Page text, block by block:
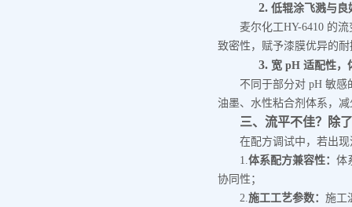
2. 低辊涂飞溅与 良
麦尔化工HY-6410 的
致密性，赋予漆膜优异的
3. 宽 pH 适配性，
不同于部分对 pH 敏感
油墨、水性粘合剂体系，
三、 流平不佳？除
在配方调试中，若出
1.体系配方兼容性： 体
协同性；
2.施工工艺参数： 施工